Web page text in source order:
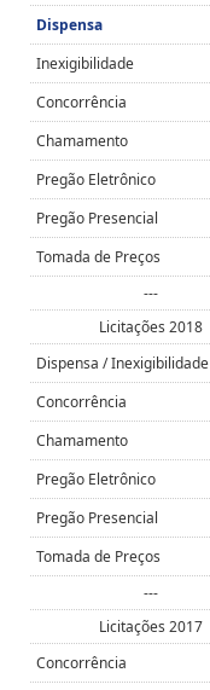
Dispensa
Inexigibilidade
Concorrência
Chamamento
Pregão Eletrônico
Pregão Presencial
Tomada de Preços
---
Licitações 2018
Dispensa / Inexigibilidade
Concorrência
Chamamento
Pregão Eletrônico
Pregão Presencial
Tomada de Preços
---
Licitações 2017
Concorrência